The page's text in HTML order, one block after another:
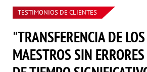
TESTIMONIOS DE CLIENTES
"TRANSFERENCIA DE
MAESTROS SIN